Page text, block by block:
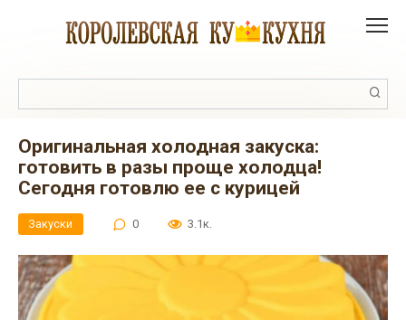
Оригинальная холодная закуска:
готовить в разы проще холодца!
Сегодня готовлю ее с курицей
Закуски 0 3.1к.